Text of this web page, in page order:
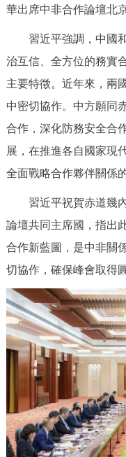
仲介服務
政民互動
12345網上接訴即辦
走進北京
綠色北京
多語種
ENGLISH
DEUTSCH
ESPAÑOL
ITALIANO
華出席中非合作論壇北
習近平強調，中國和
治互信、全方位的務實
主要特徵。近年來，兩
中密切協作。中方願同
合作，深化防務安全合
展，在推進各自國家現
全面戰略合作夥伴關係
習近平祝賀赤道幾內
論壇共同主席國，指出
合作新藍圖，是中非關
切協作，確保峰會取得